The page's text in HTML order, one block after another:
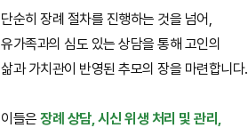
단순히 장례 절차를 진행하는 것을 넘어,
유가족과의 심도 있는 상담을 통해 고인의
삶과 가치관이 반영된 추모의 장을 마련합니다.
이들은장례 상담, 시신 위생 처리 및 관리,